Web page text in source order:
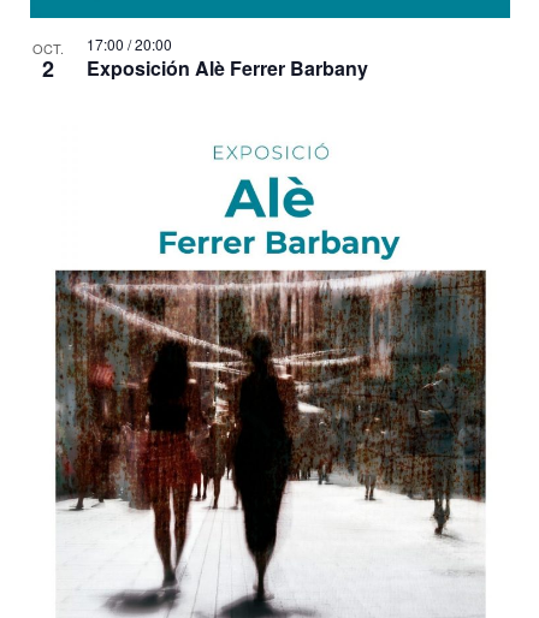
OCT.
2 Exposición Alè Ferrer Barbany
17:00 / 20:00